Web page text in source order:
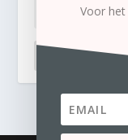
Ik
Voor